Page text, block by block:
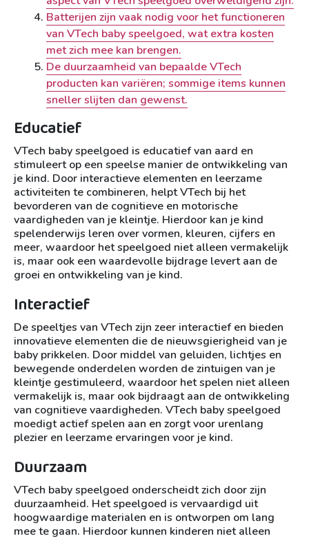
Batterijen zijn vaak nodig voor het functioneren
van VTech baby speelgoed, wat extra kosten
met zich mee kan brengen.
De duurzaamheid van bepaalde VTech
producten kan variëren; sommige items kunnen
sneller slijten dan gewenst.
Educatief
VTech baby speelgoed is educatief van aard en
stimuleert op een speelse manier de ontwikkeling van
je kind. Door interactieve elementen en leerzame
activiteiten te combineren, helpt VTech bij het
bevorderen van de cognitieve en motorische
vaardigheden van je kleintje. Hierdoor kan je kind
spelenderwijs leren over vormen, kleuren, cijfers en
meer, waardoor het speelgoed niet alleen vermakelijk
is, maar ook een waardevolle bijdrage levert aan de
groei en ontwikkeling van je kind.
Interactief
De speeltjes van VTech zijn zeer interactief en bieden
innovatieve elementen die de nieuwsgierigheid van je
baby prikkelen. Door middel van geluiden, lichtjes en
bewegende onderdelen worden de zintuigen van je
kleintje gestimuleerd, waardoor het spelen niet alleen
vermakelijk is, maar ook bijdraagt aan de ontwikkeling
van cognitieve vaardigheden. VTech baby speelgoed
moedigt actief spelen aan en zorgt voor urenlang
plezier en leerzame ervaringen voor je kind.
Duurzaam
VTech baby speelgoed onderscheidt zich door zijn
duurzaamheid. Het speelgoed is vervaardigd uit
hoogwaardige materialen en is ontworpen om lang
mee te gaan. Hierdoor kunnen kinderen niet alleen